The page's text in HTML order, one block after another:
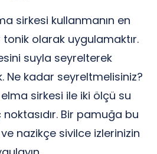
sirkesi kullanmanın en
olarak uygulamaktır.
suyla seyrelterek
Ne kadar seyreltmelisiniz?
sirkesi ile iki ölçü su
Bir pamuğa bu
nazikçe sivilce izlerinizin